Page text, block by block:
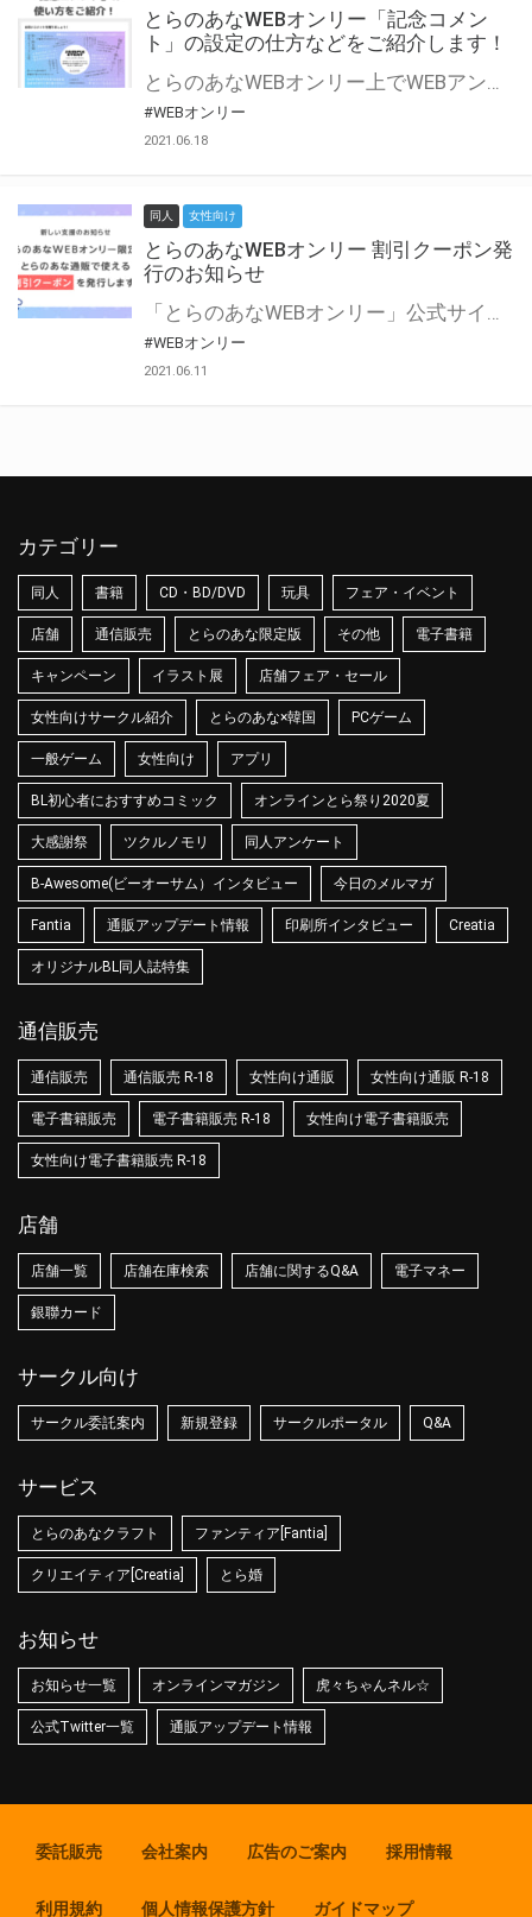
とらのあなWEBオンリー「記念コメン
ト」の設定の仕方などをご紹介します！
とらのあなWEBオンリー上でWEBアンソロジーが作成できる「記念コメント」について、その使い方や作成手順を解説します！ 支援タイプを「サークル参加型」「サークル参加型・マルシェ(イベント会場)機能付き」でお申し込みいただいている主催者様はぜひご活用ください♪ とらのあなWEBオンリーサイトはこちら
#WEBオンリー
2021.06.18
同人 女性向け
とらのあなWEBオンリー 割引クーポン発
行のお知らせ
「とらのあなWEBオンリー」公式サイトでとらのあな通販の「割引クーポン」を配布中！ イベントごとに開催当日限定で使える割引クーポンのシリアルコードを発行します。 とらのあなWEBオンリーのページをチェックして、イベント当日にお得にお買い物を楽しみましょう♪ ※本キャンペーンは予告なく終了する場合がございます。 とらのあなWEBオンリーサイトはこちら
#WEBオンリー
2021.06.11
カテゴリー
同人 書籍 CD・BD/DVD 玩具 フェア・イベント
店舗 通信販売 とらのあな限定版 その他 電子書籍
キャンペーン イラスト展 店舗フェア・セール
女性向けサークル紹介 とらのあな×韓国 PCゲーム
一般ゲーム 女性向け アプリ
BL初心者におすすめコミック オンラインとら祭り2020夏
大感謝祭 ツクルノモリ 同人アンケート
B-Awesome(ビーオーサム）インタビュー 今日のメルマガ
Fantia 通販アップデート情報 印刷所インタビュー Creatia
オリジナルBL同人誌特集
通信販売
通信販売 通信販売 R-18 女性向け通販 女性向け通販 R-18
電子書籍販売 電子書籍販売 R-18 女性向け電子書籍販売
女性向け電子書籍販売 R-18
店舗
店舗一覧 店舗在庫検索 店舗に関するQ&A 電子マネー
銀聯カード
サークル向け
サークル委託案内 新規登録 サークルポータル Q&A
サービス
とらのあなクラフト ファンティア[Fantia]
クリエイティア[Creatia] とら婚
お知らせ
お知らせ一覧 オンラインマガジン 虎々ちゃんネル☆
公式Twitter一覧 通販アップデート情報
委託販売 会社案内 広告のご案内 採用情報
利用規約 個人情報保護方針 ガイドマップ